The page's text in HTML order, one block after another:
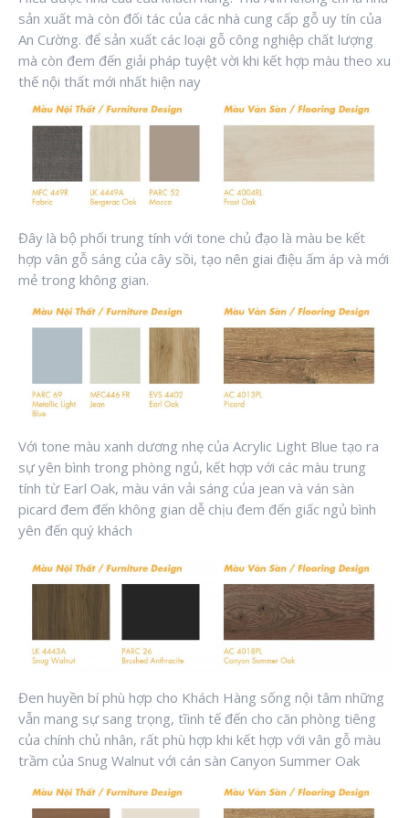
sản xuất mà còn đối tác của các nhà cung cấp gỗ uy tín của
An Cường. để sản xuất các loại gỗ công nghiệp chất lượng
mà còn đem đến giải pháp tuyệt vời khi kết hợp màu theo xu
thế nội thất mới nhất hiện nay
Đây là bộ phối trung tính với tone chủ đạo là màu be kết
hợp vân gỗ sáng của cây sồi, tạo nên giai điệu ấm áp và mới
mẻ trong không gian.
Với tone màu xanh dương nhẹ của Acrylic Light Blue tạo ra
sự yên bình trong phòng ngủ, kết hợp với các màu trung
tính từ Earl Oak, màu ván vải sáng của jean và ván sàn
picard đem đến không gian dễ chịu đem đến giấc ngủ bình
yên đến quý khách
Đen huyền bí phù hợp cho Khách Hàng sống nội tâm những
vẫn mang sự sang trọng, tĩinh tế đến cho căn phòng tiêng
của chính chủ nhân, rất phù hợp khi kết hợp với vân gỗ màu
trầm của Snug Walnut với cán sàn Canyon Summer Oak